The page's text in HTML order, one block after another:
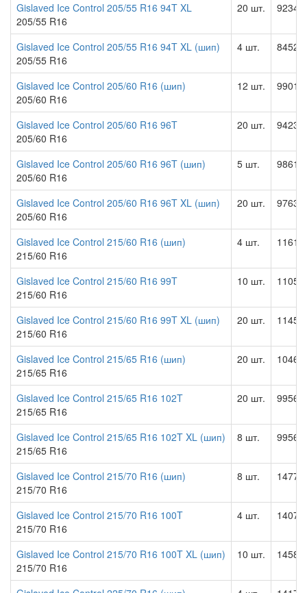
Gislaved Ice Control 205/55 R16 94T XL
205/55 R16
20 шт.
Gislaved Ice Control 205/55 R16 94T XL (шип)
205/55 R16
4 шт.
Gislaved Ice Control 205/60 R16 (шип)
205/60 R16
12 шт.
Gislaved Ice Control 205/60 R16 96T
205/60 R16
20 шт.
Gislaved Ice Control 205/60 R16 96T (шип)
205/60 R16
5 шт.
Gislaved Ice Control 205/60 R16 96T XL (шип)
205/60 R16
20 шт.
Gislaved Ice Control 215/60 R16 (шип)
215/60 R16
4 шт.
Gislaved Ice Control 215/60 R16 99T
215/60 R16
10 шт.
Gislaved Ice Control 215/60 R16 99T XL (шип)
215/60 R16
20 шт.
Gislaved Ice Control 215/65 R16 (шип)
215/65 R16
20 шт.
Gislaved Ice Control 215/65 R16 102T
215/65 R16
20 шт.
Gislaved Ice Control 215/65 R16 102T XL (шип)
215/65 R16
8 шт.
Gislaved Ice Control 215/70 R16 (шип)
215/70 R16
8 шт.
Gislaved Ice Control 215/70 R16 100T
215/70 R16
4 шт.
Gislaved Ice Control 215/70 R16 100T XL (шип)
215/70 R16
10 шт.